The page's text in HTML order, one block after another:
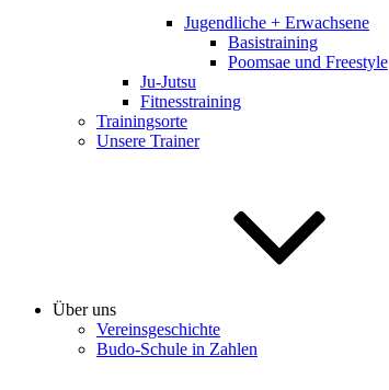
Jugendliche + Erwachsene
Basistraining
Poomsae und Freestyle
Ju-Jutsu
Fitnesstraining
Trainingsorte
Unsere Trainer
Über uns
Vereinsgeschichte
Budo-Schule in Zahlen